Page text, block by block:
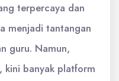
terpercaya dan
menjadi tantangan
guru. Namun,
kini banyak platform